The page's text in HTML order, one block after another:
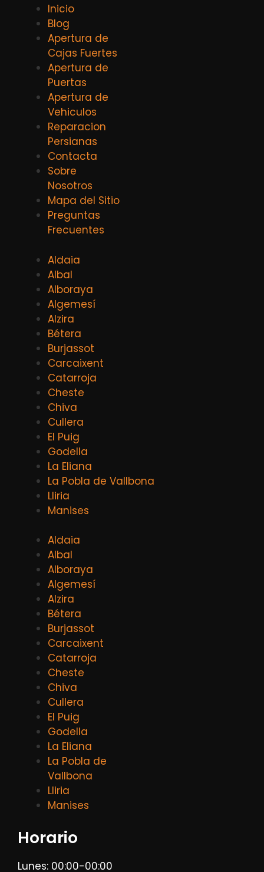
Inicio
Blog
Apertura de
Cajas Fuertes
Apertura de
Puertas
Apertura de
Vehiculos
Reparacion
Persianas
Contacta
Sobre
Nosotros
Mapa del Sitio
Preguntas
Frecuentes
Aldaia
Albal
Alboraya
Algemesí
Alzira
Bétera
Burjassot
Carcaixent
Catarroja
Cheste
Chiva
Cullera
El Puig
Godella
La Eliana
La Pobla de Vallbona
Lliria
Manises
Aldaia
Albal
Alboraya
Algemesí
Alzira
Bétera
Burjassot
Carcaixent
Catarroja
Cheste
Chiva
Cullera
El Puig
Godella
La Eliana
La Pobla de
Vallbona
Lliria
Manises
Horario
Lunes: 00:00-00:00